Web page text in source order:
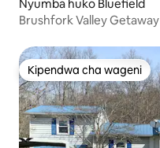
Nyumba huko Bluefield
Brushfork Valley Getaway
Kipendwa cha wageni
Kipendwa cha wageni